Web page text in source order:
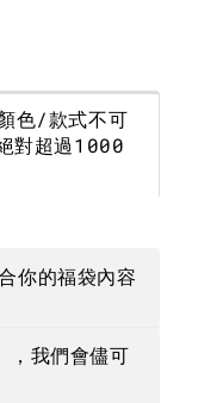
190
色/款式不可
對超過1000
你的福袋內容
，我們會儘可